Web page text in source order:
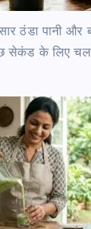
ठंडा पानी
सेकंड के लिए